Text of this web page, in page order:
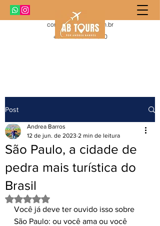
contato@abtours.com.br
+55 11 99919-1010
Post
São Paulo, a cidade de
pedra mais turística do
Brasil
Andrea Barros
12 de jun. de 2023 2 min de leitura
Avaliado com NaN de 5 estrelas.
Você já deve ter ouvido isso sobre
São Paulo: ou você ama ou você